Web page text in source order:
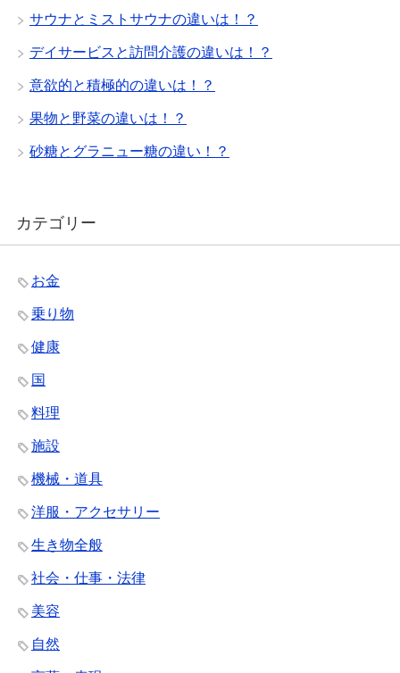
サウナとミストサウナの違いは！？
デイサービスと訪問介護の違いは！？
意欲的と積極的の違いは！？
果物と野菜の違いは！？
砂糖とグラニュー糖の違い！？
カテゴリー
お金
乗り物
健康
国
料理
施設
機械・道具
洋服・アクセサリー
生き物全般
社会・仕事・法律
美容
自然